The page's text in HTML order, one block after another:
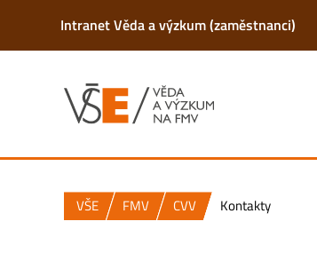
Intranet Věda a výzkum (zaměstnanci)
VŠE FMV CVV Kontakty